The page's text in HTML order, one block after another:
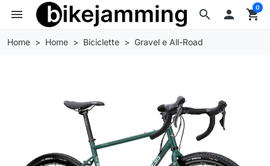
search
menu  shopping_cart
0
Home Home Biciclette Gravel e All-Road